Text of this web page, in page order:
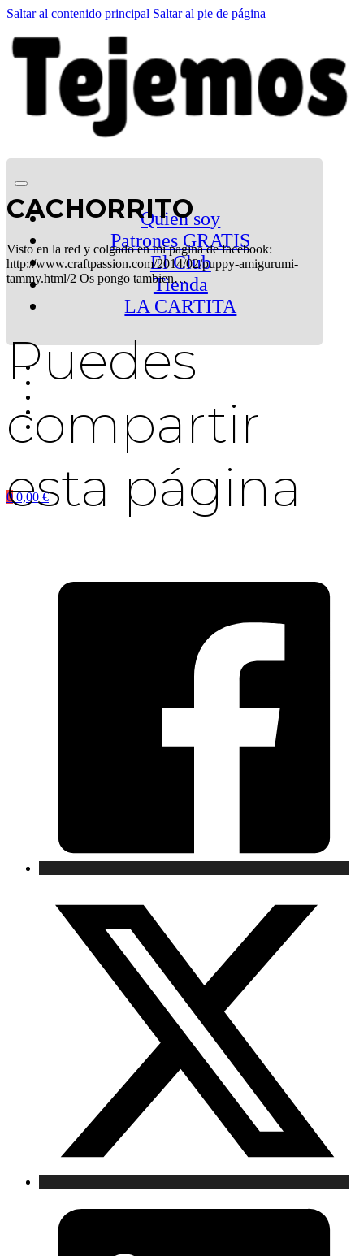
Saltar al contenido principal Saltar al pie de página
Quien soy
Patrones GRATIS
El Club
Tienda
LA CARTITA
0 0,00 €
CACHORRITO
Visto en la red y colgado en mi pagina de facebook:
http://www.craftpassion.com/2014/02/puppy-amigurumi-
tammy.html/2 Os pongo tambien…
Puedes
compartir
esta página